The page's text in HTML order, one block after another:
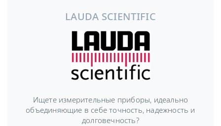
LAUDA SCIENTIFIC
Ищете измерительные приборы, идеально
объединяющие в себе точность, надежность и
долговечность?